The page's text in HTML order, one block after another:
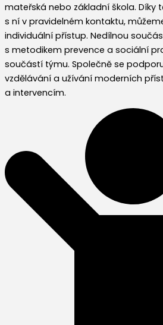
mateřská nebo základní škola. Díky
s ní v pravidelném kontaktu,
individuální přístup. Nedílnou
s metodikem prevence a sociální
součástí týmu. Společně se
vzdělávání a užívání moderních
a intervencím.